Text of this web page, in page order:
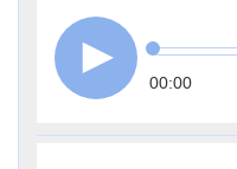
00:00